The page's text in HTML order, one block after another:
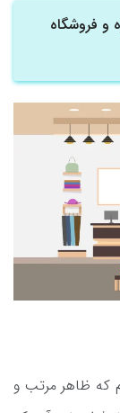
و فروشگاه
که ظاهر مرتب و